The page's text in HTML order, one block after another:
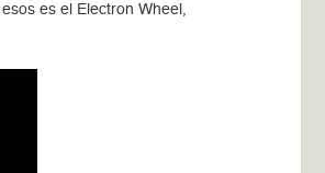
es el Electron Wheel,